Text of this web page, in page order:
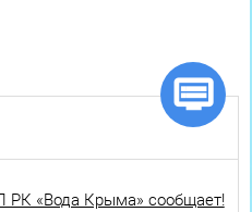
РК «Вода Крыма» сообщает!